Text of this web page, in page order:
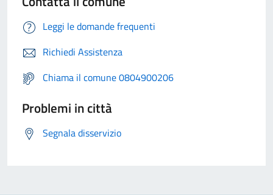
Leggi le domande frequenti
Richiedi Assistenza
Chiama il comune 0804900206
Problemi in città
Segnala disservizio